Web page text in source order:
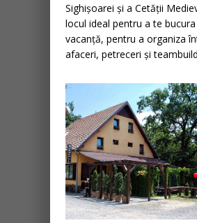
Sighișoarei și a Cetății
locul ideal pentru a te
vacanță, pentru a organiza
afaceri, petreceri și